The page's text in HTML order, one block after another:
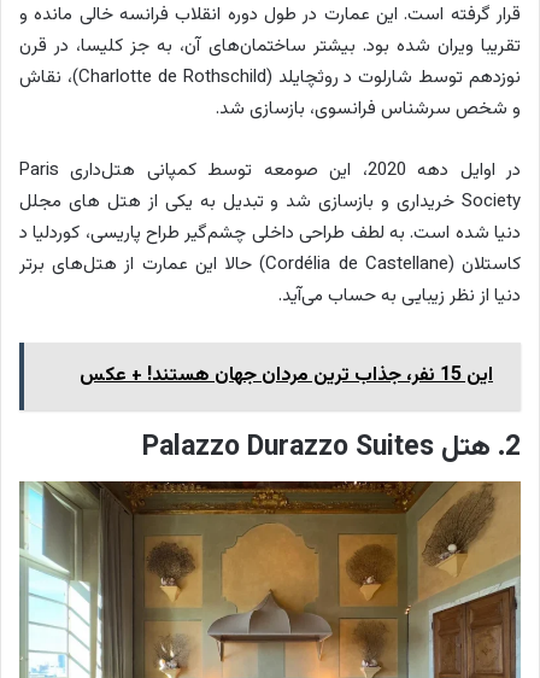
قرار گرفته است. این عمارت در طول دوره انقلاب فرانسه خالی مانده و
تقریبا ویران شده بود. بیشتر ساختمان‌های آن، به جز کلیسا، در قرن
نوزدهم توسط شارلوت د روثچایلد (Charlotte de Rothschild)، نقاش
و شخص سرشناس فرانسوی، بازسازی شد.
در اوایل دهه 2020، این صومعه توسط کمپانی هتل‌داری Paris
Society خریداری و بازسازی شد و تبدیل به یکی از هتل‌ های مجلل
دنیا شده است. به لطف طراحی داخلی چشم‌گیر طراح پاریسی، کوردلیا د
کاستلان (Cordélia de Castellane) حالا این عمارت از هتل‌‌های برتر
دنیا از نظر زیبایی به حساب می‌آید.
این 15 نفر، جذاب ترین مردان جهان هستند! + عکس
2. هتل Palazzo Durazzo Suites